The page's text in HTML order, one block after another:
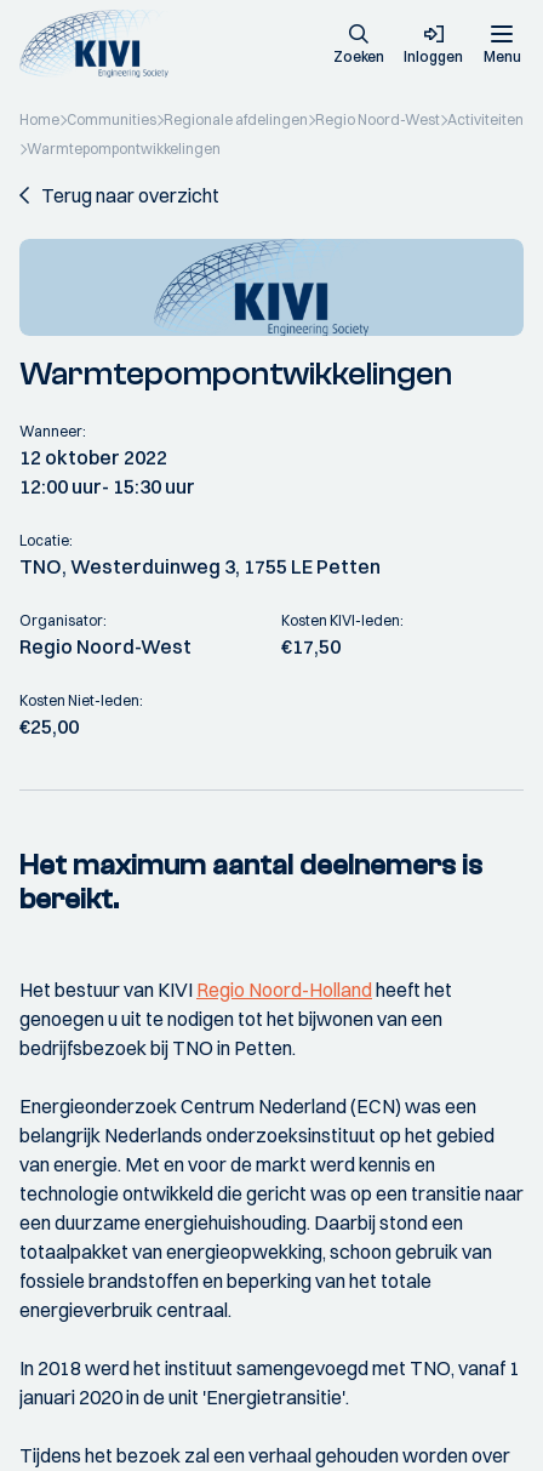
Zoeken Inloggen Menu
Home Communities Regionale afdelingen Regio Noord-West Activiteiten
Warmtepompontwikkelingen
Terug naar overzicht
Warmtepompontwikkelingen
Wanneer:
12 oktober 2022
12:00 uur- 15:30 uur
Locatie:
TNO, Westerduinweg 3, 1755 LE Petten
Organisator:
Regio Noord-West
Kosten KIVI-leden:
€17,50
Kosten Niet-leden:
€25,00
Het maximum aantal deelnemers is
bereikt.
Het bestuur van KIVI Regio Noord-Hollandheeft het
genoegen u uit te nodigen tot het bijwonen van een
bedrijfsbezoek bij TNO in Petten.
Energieonderzoek Centrum Nederland (ECN) was een
belangrijk Nederlands onderzoeksinstituut op het gebied
van energie. Met en voor de markt werd kennis en
technologie ontwikkeld die gericht was op een transitie naar
een duurzame energiehuishouding. Daarbij stond een
totaalpakket van energieopwekking, schoon gebruik van
fossiele brandstoffen en beperking van het totale
energieverbruik centraal.
In 2018 werd het instituut samengevoegd met TNO, vanaf 1
januari 2020 in de unit 'Energietransitie'.
Tijdens het bezoek zal een verhaal gehouden worden over